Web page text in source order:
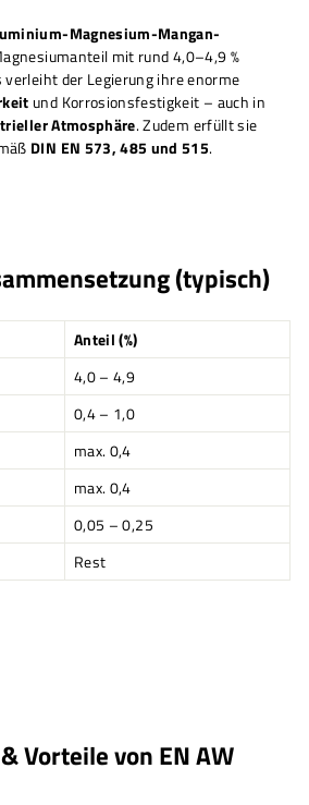
Magnesium-Mangan-
mit rund 4,0–4,9 %
verleiht der Legierung ihre enorme
und Korrosionsfestigkeit – auch in
Atmosphäre. Zudem erfüllt sie
DIN EN 573, 485 und 515.
(typisch)
Anteil (%)
4,0 – 4,9
0,4 – 1,0
max. 0,4
max. 0,4
0,05 – 0,25
Rest
Vorteile von EN AW